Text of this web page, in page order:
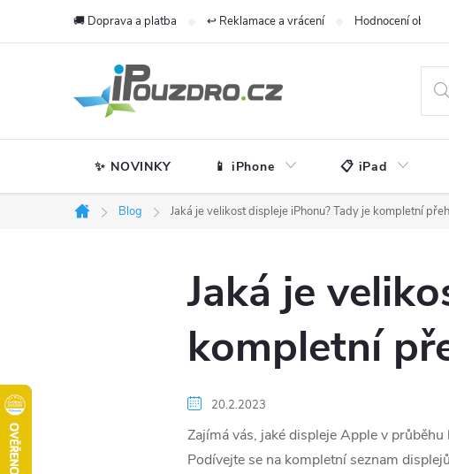
🚚 Doprava a platba ↩️ Reklamace a vrácení Hodnocení obchodu
✨ NOVINKY 📱 iPhone 📋 iPad
Domů
Blog Jaká je velikost displeje iPhonu? Tady je kompletní
Jaká je
kompletní
20.2.2023
Zajímá vás, jaké displeje Apple v
Podívejte se na kompletní seznam